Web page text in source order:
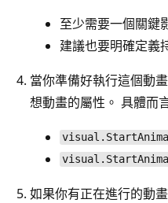
至少需要一個關鍵
建議也要明確定義
當你準備好執行這個動
想動畫的屬性。 具體而
如果你有正在進行的動